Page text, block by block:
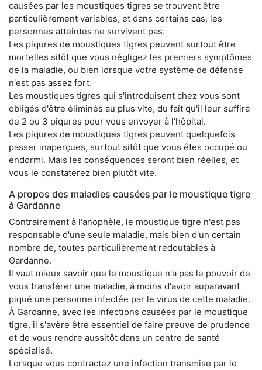
causées par les moustiques tigres se trouvent être
particulièrement variables, et dans certains cas, les
personnes atteintes ne survivent pas.
Les piqures de moustiques tigres peuvent surtout être
mortelles sitôt que vous négligez les premiers symptômes
de la maladie, ou bien lorsque votre système de défense
n'est pas assez fort.
Les moustiques tigres qui s'introduisent chez vous sont
obligés d'être éliminés au plus vite, du fait qu'il leur suffira
de 2 ou 3 piqures pour vous envoyer à l'hôpital.
Les piqures de moustiques tigres peuvent quelquefois
passer inaperçues, surtout sitôt que vous êtes occupé ou
endormi. Mais les conséquences seront bien réelles, et
vous le constaterez bien plutôt vite.
A propos des maladies causées par le moustique tigre
à Gardanne
Contrairement à l'anophèle, le moustique tigre n'est pas
responsable d'une seule maladie, mais bien d'un certain
nombre de, toutes particulièrement redoutables à
Gardanne.
Il vaut mieux savoir que le moustique n'a pas le pouvoir de
vous transférer une maladie, à moins d'avoir auparavant
piqué une personne infectée par le virus de cette maladie.
À Gardanne, avec les infections causées par le moustique
tigre, il s'avère être essentiel de faire preuve de prudence
et de vous rendre aussitôt dans un centre de santé
spécialisé.
Lorsque vous contractez une infection transmise par le